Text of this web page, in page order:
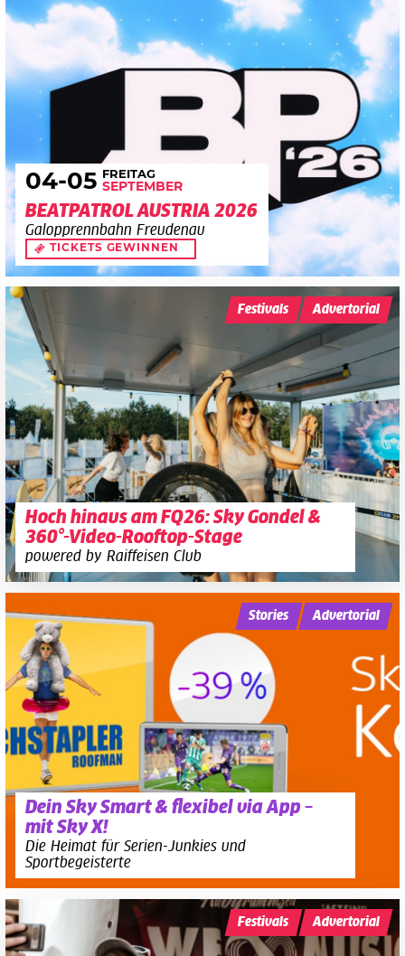
04-05 FREITAG
SEPTEMBER
BEATPATROL AUSTRIA 2026
Galopprennbahn Freudenau
TICKETS GEWINNEN
Hoch hinaus am FQ26: Sky Gondel &
360°-Video-Rooftop-Stage
powered by Raiffeisen Club
Festivals Advertorial
Dein Sky Smart & flexibel via App –
mit Sky X!
Die Heimat für Serien-Junkies und
Sportbegeisterte
Stories Advertorial
Festivals Advertorial